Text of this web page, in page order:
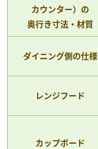
カウンター）の
奥行き寸法・材質
ダイニング側の仕様
レンジフード
カップボード